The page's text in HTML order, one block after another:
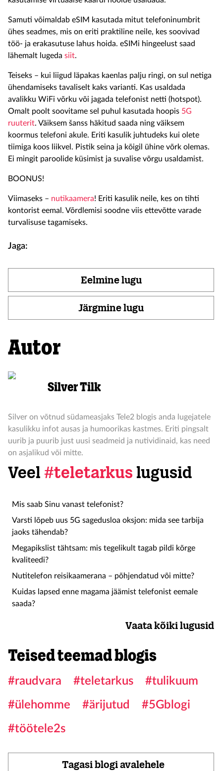
Samuti võimaldab eSIM kasutada mitut telefoninumbrit
ühes seadmes, mis on eriti praktiline neile, kes soovivad
töö- ja erakasutuse lahus hoida. eSIMi hingeelust saad
lähemalt lugeda siit.
Teiseks – kui liigud läpakas kaenlas palju ringi, on sul netiga
ühendamiseks tavaliselt kaks varianti. Kas usaldada
avalikku WiFi võrku või jagada telefonist netti (hotspot).
Omalt poolt soovitame sel puhul kasutada hoopis 5G
ruuterit. Väiksem šanss häkitud saada ning väiksem
koormus telefoni akule. Eriti kasulik juhtudeks kui olete
tiimiga koos liikvel. Pistik seina ja kõigil ühine võrk olemas.
Ei mingit paroolide küsimist ja suvalise võrgu usaldamist.
BOONUS!
Viimaseks – nutikaamera! Eriti kasulik neile, kes on tihti
kontorist eemal. Võrdlemisi soodne viis ettevõtte varade
turvalisuse tagamiseks.
Jaga:
Eelmine lugu
Järgmine lugu
Autor
Silver Tilk
Silver on võtnud südameasjaks Tele2 blogis anda lugejatele
kasulikku infot ausas ja humoorikas kastmes. Eriti pingsalt
uurib ja puurib just uusi seadmeid ja nutividinaid, kas need
on asjalikud või mitte.
Veel #teletarkus lugusid
Mis saab Sinu vanast telefonist?
Varsti lõpeb uus 5G sagedusloa oksjon: mida see tarbija
jaoks tähendab?
Megapikslist tähtsam: mis tegelikult tagab pildi kõrge
kvaliteedi?
Nutitelefon reisikaamerana – põhjendatud või mitte?
Kuidas lapsed enne magama jäämist telefonist eemale
saada?
Vaata kõiki lugusid
Teised teemad blogis
#raudvara #teletarkus
#tulikuum
#ülehomme
#ärijutud
#5Gblogi
#töötele2s
Tagasi blogi avalehele